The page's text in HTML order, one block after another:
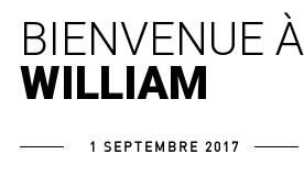
BIENVENUE À
WILLIAM
1 SEPTEMBRE 2017